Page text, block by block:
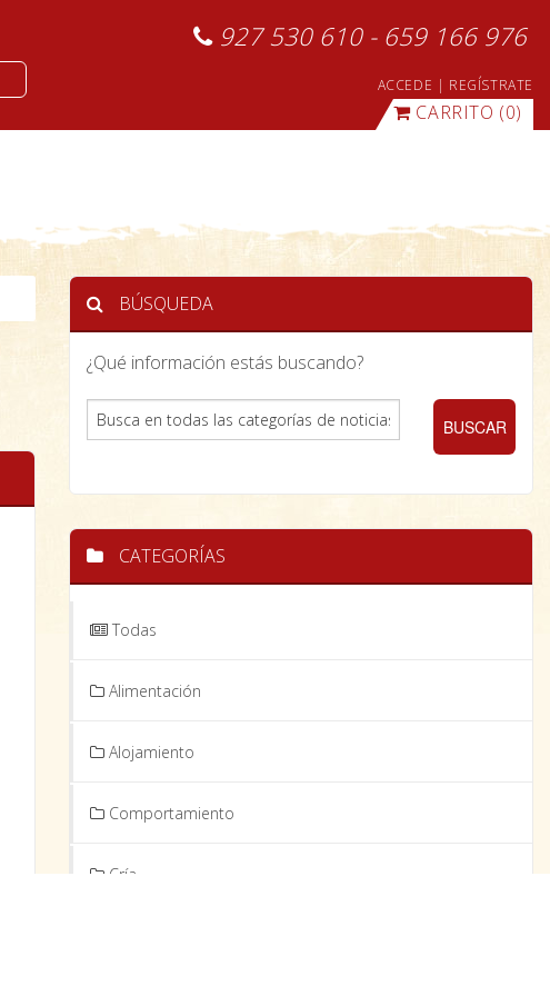
927 530 610 - 659 166 976
ACCEDE | REGÍSTRATE
CARRITO (0)
BÚSQUEDA
¿Qué información estás buscando?
BUSCAR
CATEGORÍAS
Todas
Alimentación
Alojamiento
Comportamiento
Cría